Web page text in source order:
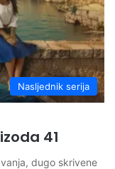
Nasljednik serija
41
dugo skrivene